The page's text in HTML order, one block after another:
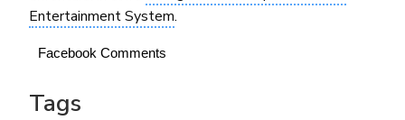
Entertainment System.
Facebook Comments
Tags